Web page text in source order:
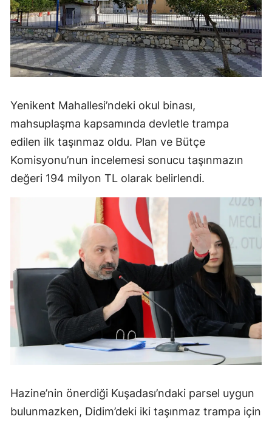
Yenikent Mahallesi’ndeki okul binası,
mahsuplaşma kapsamında devletle trampa
edilen ilk taşınmaz oldu. Plan ve Bütçe
Komisyonu’nun incelemesi sonucu taşınmazın
değeri 194 milyon TL olarak belirlendi.
Hazine’nin önerdiği Kuşadası’ndaki parsel uygun
bulunmazken, Didim’deki iki taşınmaz trampa için